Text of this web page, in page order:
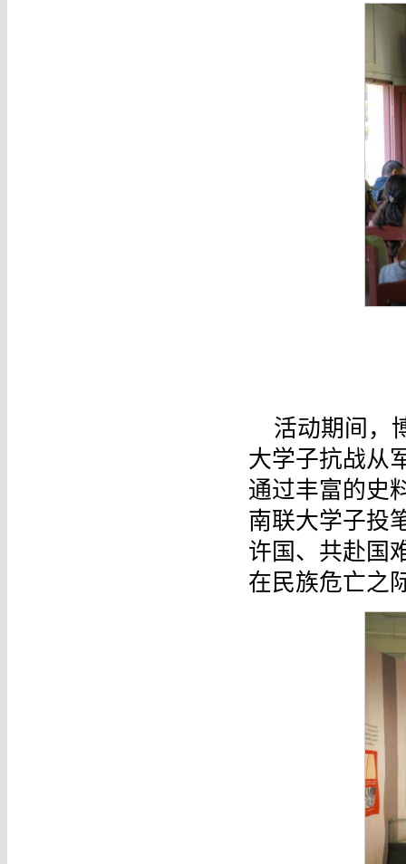
活动期间，
大学子抗战从
通过丰富的史
南联大学子投
许国、共赴国
在民族危亡之